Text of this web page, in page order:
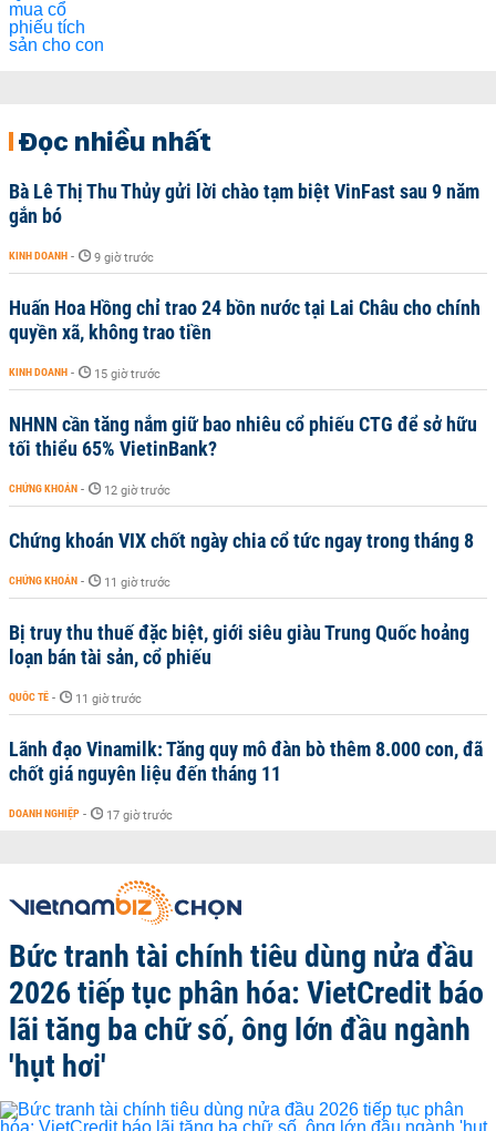
Đọc nhiều nhất
Bà Lê Thị Thu Thủy gửi lời chào tạm biệt VinFast sau 9 năm
gắn bó
KINH DOANH - 9 giờ trước
Huấn Hoa Hồng chỉ trao 24 bồn nước tại Lai Châu cho chính
quyền xã, không trao tiền
KINH DOANH - 15 giờ trước
NHNN cần tăng nắm giữ bao nhiêu cổ phiếu CTG để sở hữu
tối thiểu 65% VietinBank?
CHỨNG KHOÁN - 12 giờ trước
Chứng khoán VIX chốt ngày chia cổ tức ngay trong tháng 8
CHỨNG KHOÁN - 11 giờ trước
Bị truy thu thuế đặc biệt, giới siêu giàu Trung Quốc hoảng
loạn bán tài sản, cổ phiếu
QUỐC TẾ - 11 giờ trước
Lãnh đạo Vinamilk: Tăng quy mô đàn bò thêm 8.000 con, đã
chốt giá nguyên liệu đến tháng 11
DOANH NGHIỆP - 17 giờ trước
Bức tranh tài chính tiêu dùng nửa đầu
2026 tiếp tục phân hóa: VietCredit báo
lãi tăng ba chữ số, ông lớn đầu ngành
'hụt hơi'